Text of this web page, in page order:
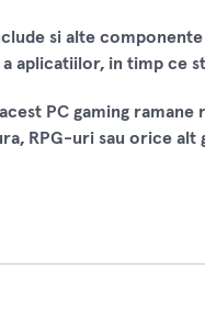
si alte
in timp ce
PC gaming
RPG-uri sau orice